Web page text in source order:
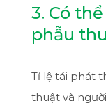
3. Có
phẫu
Tỉ lệ tái phát
thuật và